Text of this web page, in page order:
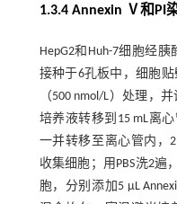
1.3.4 Annexin Ⅴ和PI
HepG2和Huh-7细胞经
接种于6孔板中，细胞
（500 nmol/L）处理，
培养液转移到15 mL离
一并转移至离心管内，2
收集细胞；用PBS洗2遍
胞，分别添加5 μL